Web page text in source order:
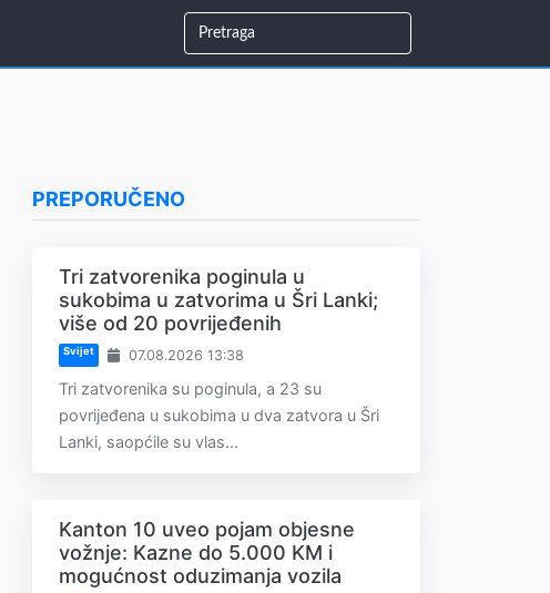
PREPORUČENO
Tri zatvorenika poginula u
sukobima u zatvorima u Šri Lanki;
više od 20 povrijeđenih
Svijet 07.08.2026 13:38
Tri zatvorenika su poginula, a 23 su
povrijeđena u sukobima u dva zatvora u Šri
Lanki, saopćile su vlas...
Kanton 10 uveo pojam objesne
vožnje: Kazne do 5.000 KM i
mogućnost oduzimanja vozila